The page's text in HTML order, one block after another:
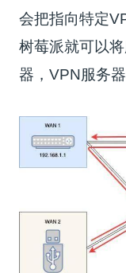
会把指向特定
树莓派就可以
器，VPN服务